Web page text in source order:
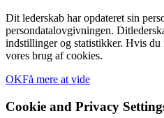
Dit lederskab har opdateret sin
persondatalovgivningen.
indstillinger og statistikker. Hvis du
vores brug af cookies.
OKFå mere at vide
Cookie and Privacy